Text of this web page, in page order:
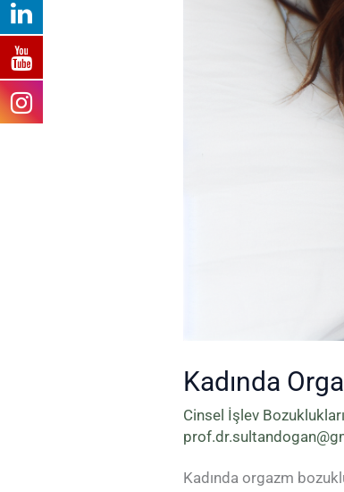
Kadında
Cinsel İşlev Bozuklukları
Kadında orgazm